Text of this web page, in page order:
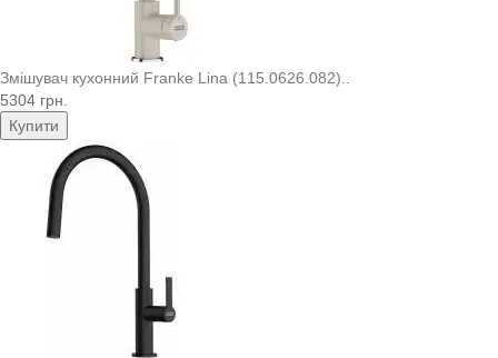
Змішувач кухонний Franke Lina (115.0626.082)..
5304 грн.
Купити